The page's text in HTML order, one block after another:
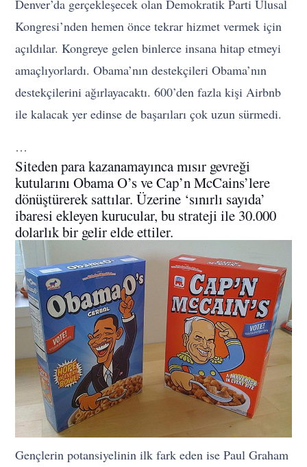
Denver’da gerçekleşecek olan Demokratik Parti Ulusal
Kongresi’nden hemen önce tekrar hizmet vermek için
açıldılar. Kongreye gelen binlerce insana hitap etmeyi
amaçlıyorlardı. Obama’nın destekçileri Obama’nın
destekçilerini ağırlayacaktı. 600’den fazla kişi Airbnb
ile kalacak yer edinse de başarıları çok uzun sürmedi.
…
Siteden para kazanamayınca mısır gevreği
kutularını Obama O’s ve Cap’n McCains’lere
dönüştürerek sattılar. Üzerine ‘sınırlı sayıda’
ibaresi ekleyen kurucular, bu strateji ile 30.000
dolarlık bir gelir elde ettiler.
Gençlerin potansiyelinin ilk fark eden ise Paul Graham